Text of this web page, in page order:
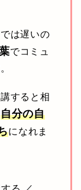
は遅いの
でコミュ
すると相
自分の自
になれま